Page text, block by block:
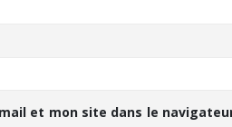
et mon site dans le